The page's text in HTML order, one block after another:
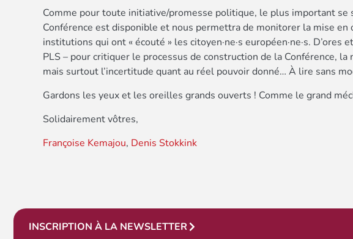
Comme pour toute initiative/promesse politique, le plus important se
Conférence est disponible et nous permettra de monitorer la mise
institutions qui ont « écouté » les citoyen·ne·s européen·ne·s.
PLS – pour critiquer le processus de construction de la Conférence,
mais surtout l’incertitude quant au réel pouvoir donné… À lire sans
Gardons les yeux et les oreilles grands ouverts ! Comme le grand
Solidairement vôtres,
Françoise Kemajou, Denis Stokkink
INSCRIPTION À LA NEWSLETTER